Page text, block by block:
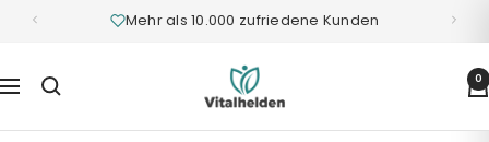
Mehr als 10.000 zufriedene Kunden
Navigation
Vitalhelden.de 0